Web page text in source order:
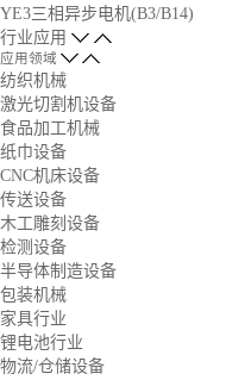
YE3三相异步电机(B3/B14)
行业应用
应用领域
纺织机械
激光切割机设备
食品加工机械
纸巾设备
CNC机床设备
传送设备
木工雕刻设备
检测设备
半导体制造设备
包装机械
家具行业
锂电池行业
物流/仓储设备